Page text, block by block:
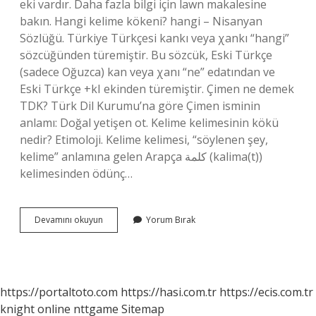
eki vardır. Daha fazla bilgi için lawn makalesine
bakın. Hangi kelime kökeni? hangi – Nisanyan
Sözlüğü. Türkiye Türkçesi kankı veya χankı “hangi”
sözcüğünden türemiştir. Bu sözcük, Eski Türkçe
(sadece Oğuzca) kan veya χanı “ne” edatından ve
Eski Türkçe +kI ekinden türemiştir. Çimen ne demek
TDK? Türk Dil Kurumu’na göre Çimen isminin
anlamı: Doğal yetişen ot. Kelime kelimesinin kökü
nedir? Etimoloji. Kelime kelimesi, “söylenen şey,
kelime” anlamına gelen Arapça كلمة (kalima(t))
kelimesinden ödünç…
Devamını okuyun
Kelimesi
Yorum Bırak
https://portaltoto.com https://hasi.com.tr https://ecis.com.tr
knight online nttgame Sitemap